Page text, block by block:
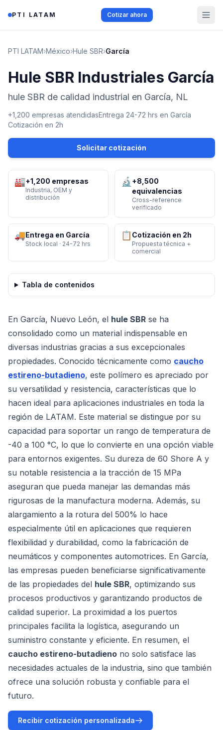
PTI LATAM Cotizar ahora
PTI LATAM›México›Hule SBR›García
Hule SBR Industriales García
hule SBR de calidad industrial en García, NL
+1,200 empresas atendidasEntrega 24-72 hrs en García
Cotización en 2h
Solicitar cotización
🏭+1,200 empresas
Industria, OEM y
distribución
🔬 +8,500
equivalencias
Cross-reference
verificado
🚚Entrega en García
Stock local · 24-72 hrs
📋 Cotización en 2h
Propuesta técnica +
comercial
Tabla de contenidos
En García, Nuevo León, el hule SBR se ha
consolidado como un material indispensable en
diversas industrias gracias a sus excepcionales
propiedades. Conocido técnicamente como caucho
estireno-butadieno, este polímero es apreciado por
su versatilidad y resistencia, características que lo
hacen ideal para aplicaciones industriales en toda la
región de LATAM. Este material se distingue por su
capacidad para soportar un rango de temperatura de
-40 a 100 °C, lo que lo convierte en una opción viable
para entornos exigentes. Su dureza de 60 Shore A y
su notable resistencia a la tracción de 15 MPa
aseguran que pueda manejar las demandas más
rigurosas de la manufactura moderna. Además, su
alargamiento a la rotura del 500% lo hace
especialmente útil en aplicaciones que requieren
flexibilidad y durabilidad, como la fabricación de
neumáticos y componentes automotrices. En García,
las empresas pueden beneficiarse significativamente
de las propiedades del hule SBR, optimizando sus
procesos productivos y garantizando productos de
calidad superior. La proximidad a los puertos
principales facilita la logística, asegurando un
suministro constante y eficiente. En resumen, el
caucho estireno-butadieno no solo satisface las
necesidades actuales de la industria, sino que también
ofrece una solución robusta y confiable para el
futuro.
Recibir cotización personalizada